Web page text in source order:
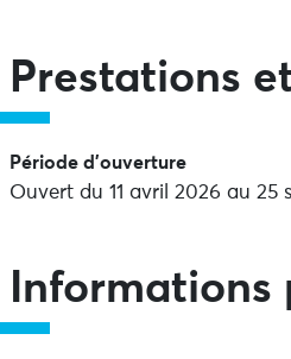
Prestations
Période d'ouverture
Ouvert du 11 avril 2026 au 25
Informations